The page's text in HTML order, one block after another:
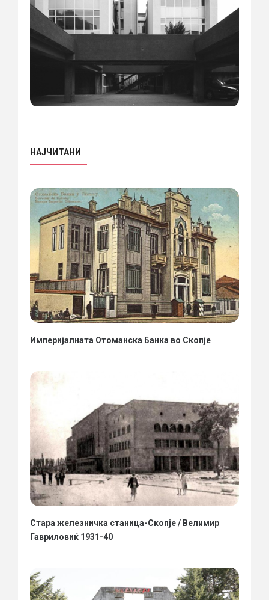
НАЈЧИТАНИ
Империјалната Отоманска Банка во Скопје
Стара железничка станица-Скопје / Велимир
Гавриловиќ 1931-40